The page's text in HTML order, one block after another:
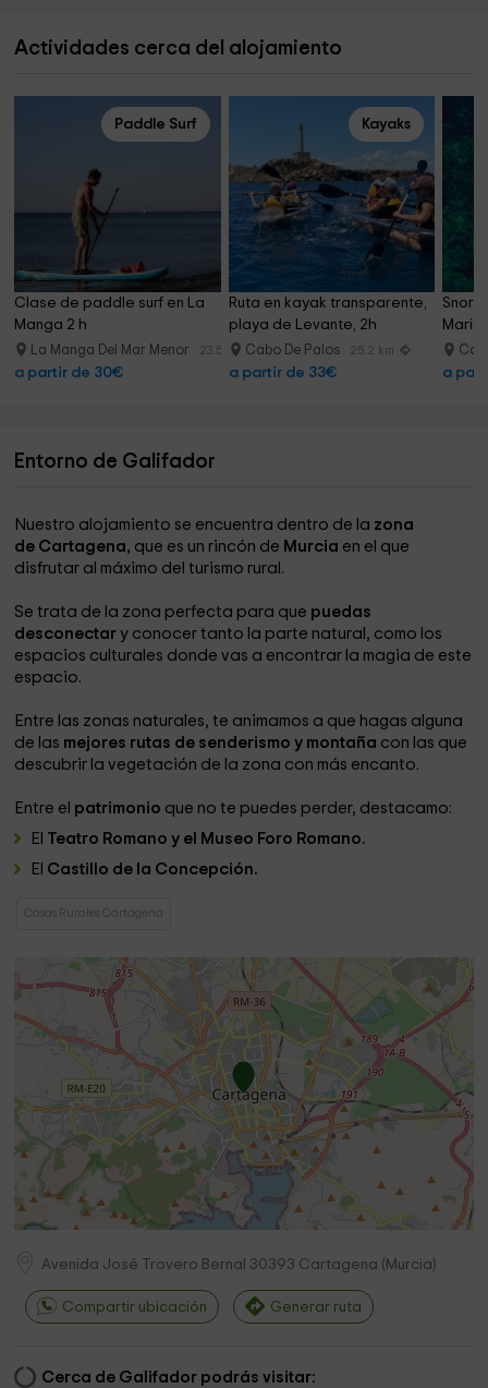
Actividades cerca del alojamiento
Paddle Surf
Clase de paddle surf en La
Manga 2 h
La Manga Del Mar Menor 23.5 km
a partir de 30€
Kayaks
Ruta en kayak transparente,
playa de Levante, 2h
Cabo De Palos 25.2 km
a partir de 33€ a
Entorno de Galifador
Nuestro alojamiento se encuentra dentro de la zona
de Cartagena, que es un rincón de Murcia en el que
disfrutar al máximo del turismo rural.
Se trata de la zona perfecta para que puedas
desconectar y conocer tanto la parte natural, como los
espacios culturales donde vas a encontrar la magia de este
espacio.
Entre las zonas naturales, te animamos a que hagas alguna
de las mejores rutas de senderismo y montaña con las que
descubrir la vegetación de la zona con más encanto.
Entre el patrimonio que no te puedes perder, destacamo:
El Teatro Romano y el Museo Foro Romano.
El Castillo de la Concepción.
Casas Rurales Cartagena
Avenida José Trovero Bernal 30393 Cartagena ( Murcia)
Compartir ubicación Generar ruta
Cerca de Galifador podrás visitar: